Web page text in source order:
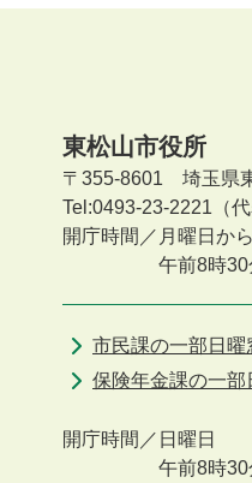
東松山市役所
〒355-8601 埼玉県
Tel:0493-23-2221（代
開庁時間／月曜日か
午前8時
市民課の一部日曜
保険年金課の一部
開庁時間／ 日曜日
午前8時